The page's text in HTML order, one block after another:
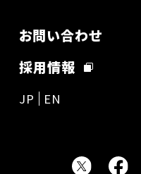
お問い合わせ
採用情報
JP EN